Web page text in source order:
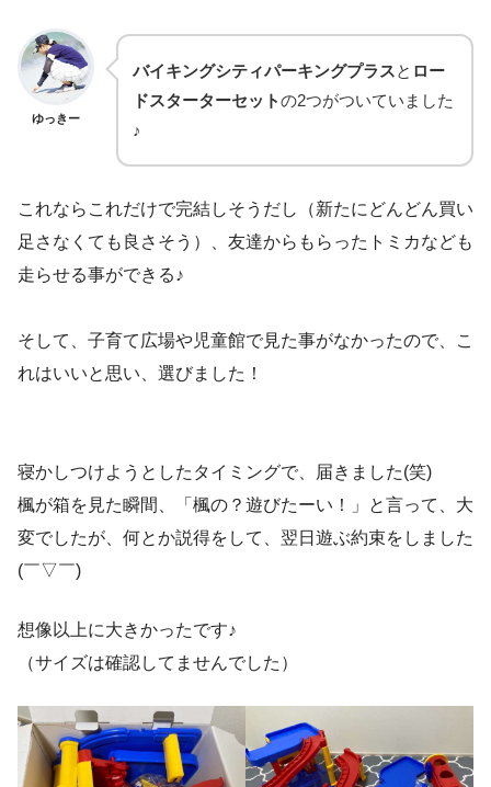
ゆっきー
バイキングシティパーキングプラスと ロー
ドスターターセットの2つがついていました
♪
これならこれだけで完結しそうだし（新たにどんどん買い
足さなくても良さそう）、友達からもらったトミカなども
走らせる事ができる♪
そして、子育て広場や児童館で見た事がなかったので、こ
れはいいと思い、選びました！
寝かしつけようとしたタイミングで、届きました(笑)
楓が箱を見た瞬間、「楓の？遊びたーい！」と言って、大
変でしたが、何とか説得をして、翌日遊ぶ約束をしました
(￣▽￣)
想像以上に大きかったです♪
（サイズは確認してませんでした）